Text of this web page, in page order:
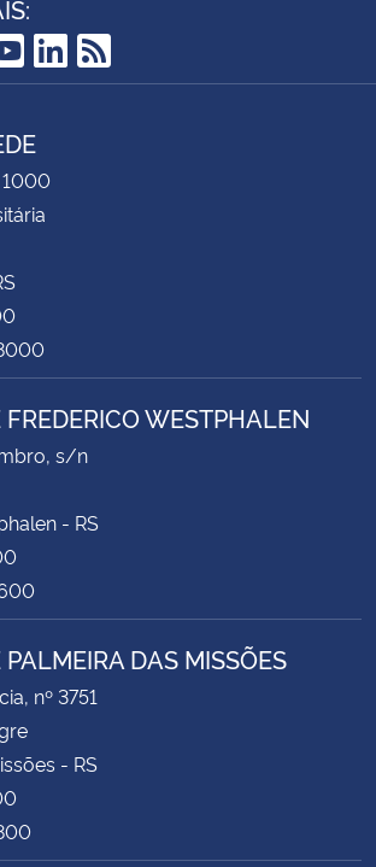
LinkedIn
RSS
1000
WESTPHALEN
s/n
- RS
DAS MISSÕES
nº 3751
- RS